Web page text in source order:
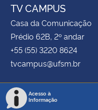
TV CAMPUS
Casa da Comunicação
Prédio 62B, 2º andar
+55 (55) 3220 8624
tvcampus@ufsm.br
Acesso à
Informação